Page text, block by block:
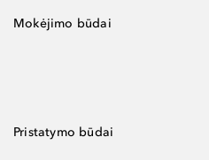
Mokėjimo būdai
Pristatymo būdai